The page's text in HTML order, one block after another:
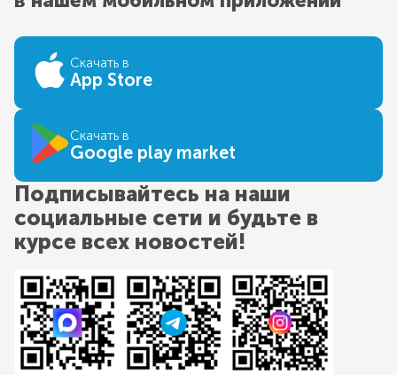
Скачать в
App Store
Скачать в
Google play market
Подписывайтесь на наши
социальные сети и будьте в
курсе всех новостей!